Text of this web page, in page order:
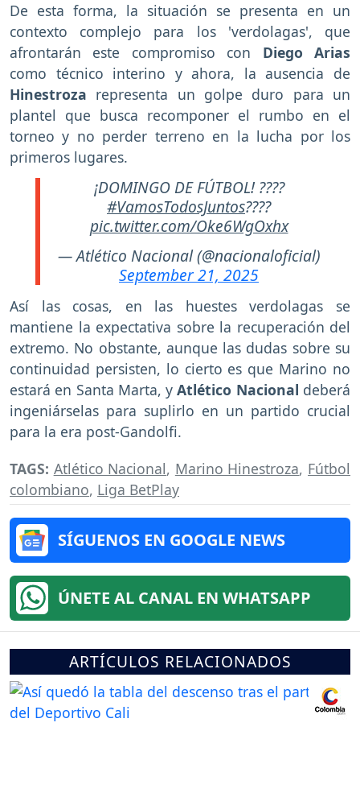
De esta forma, la situación se presenta en un
contexto complejo para los 'verdolagas', que
afrontarán este compromiso con Diego Arias
como técnico interino y ahora, la ausencia de
Hinestroza representa un golpe duro para un
plantel que busca recomponer el rumbo en el
torneo y no perder terreno en la lucha por los
primeros lugares.
¡DOMINGO DE FÚTBOL! ????
#VamosTodosJuntos????
pic.twitter.com/Oke6WgOxhx
— Atlético Nacional (@nacionaloficial)
September 21, 2025
Así las cosas, en las huestes verdolagas se
mantiene la expectativa sobre la recuperación del
extremo. No obstante, aunque las dudas sobre su
continuidad persisten, lo cierto es que Marino no
estará en Santa Marta, yAtlético Nacional deberá
ingeniárselas para suplirlo en un partido crucial
para la era post-Gandolfi.
TAGS: Atlético Nacional, Marino Hinestroza, Fútbol
colombiano, Liga BetPlay
SÍGUENOS EN GOOGLE NEWS
ÚNETE AL CANAL EN WHATSAPP
ARTÍCULOS RELACIONADOS